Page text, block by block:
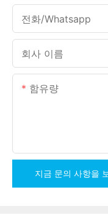
전화/whatsapp
회사 이름
함유량
지금 문의 사항을